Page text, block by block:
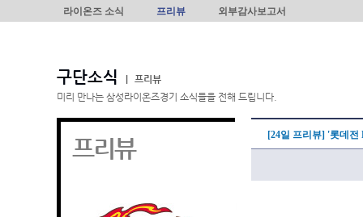
라이온즈 소식 프리뷰 외부감사보고서
구단소식
프리뷰
미리 만나는 삼성라이온즈경기 소식들을 전해 드립니다.
프리뷰 [24일 프리뷰] '롯데전